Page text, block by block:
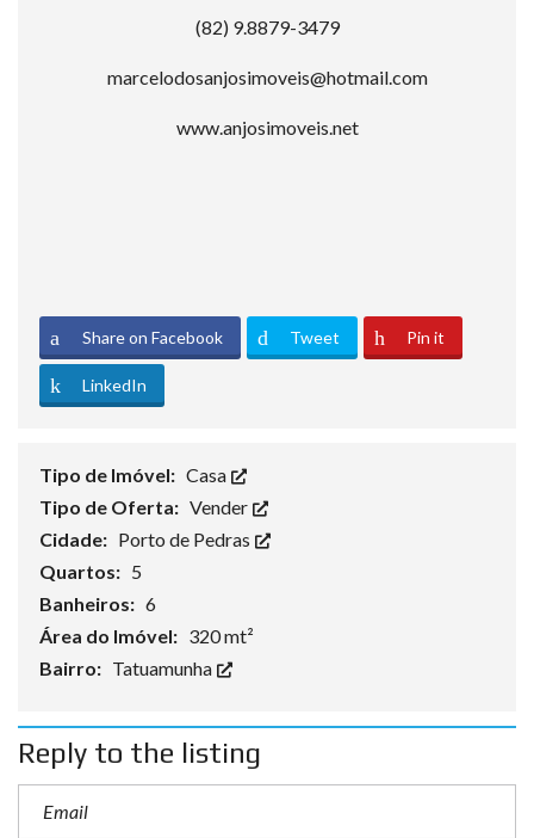
(82) 9.8879-3479
marcelodosanjosimoveis@hotmail.com
www.anjosimoveis.net
Share on Facebook Tweet Pin it
LinkedIn
Tipo de Imóvel: Casa
Tipo de Oferta: Vender
Cidade: Porto de Pedras
Quartos: 5
Banheiros: 6
Área do Imóvel: 320 mt²
Bairro: Tatuamunha
Reply to the listing